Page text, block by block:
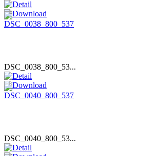
DSC_0038_800_53...
DSC_0040_800_53...